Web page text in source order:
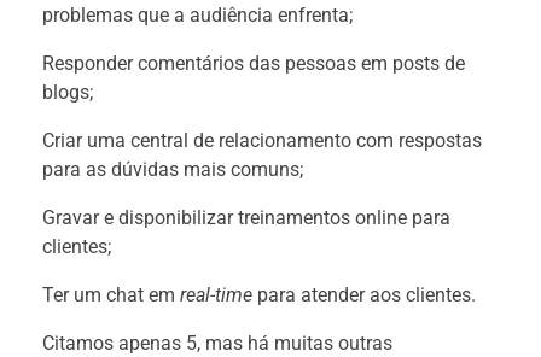
problemas que a audiência enfrenta;
Responder comentários das pessoas em posts de
blogs;
Criar uma central de relacionamento com respostas
para as dúvidas mais comuns;
Gravar e disponibilizar treinamentos online para
clientes;
Ter um chat em real-time para atender aos clientes.
Citamos apenas 5, mas há muitas outras